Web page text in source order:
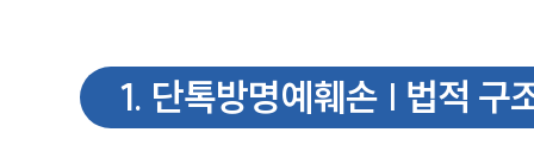
1. 단톡방명예훼손 | 법적 구